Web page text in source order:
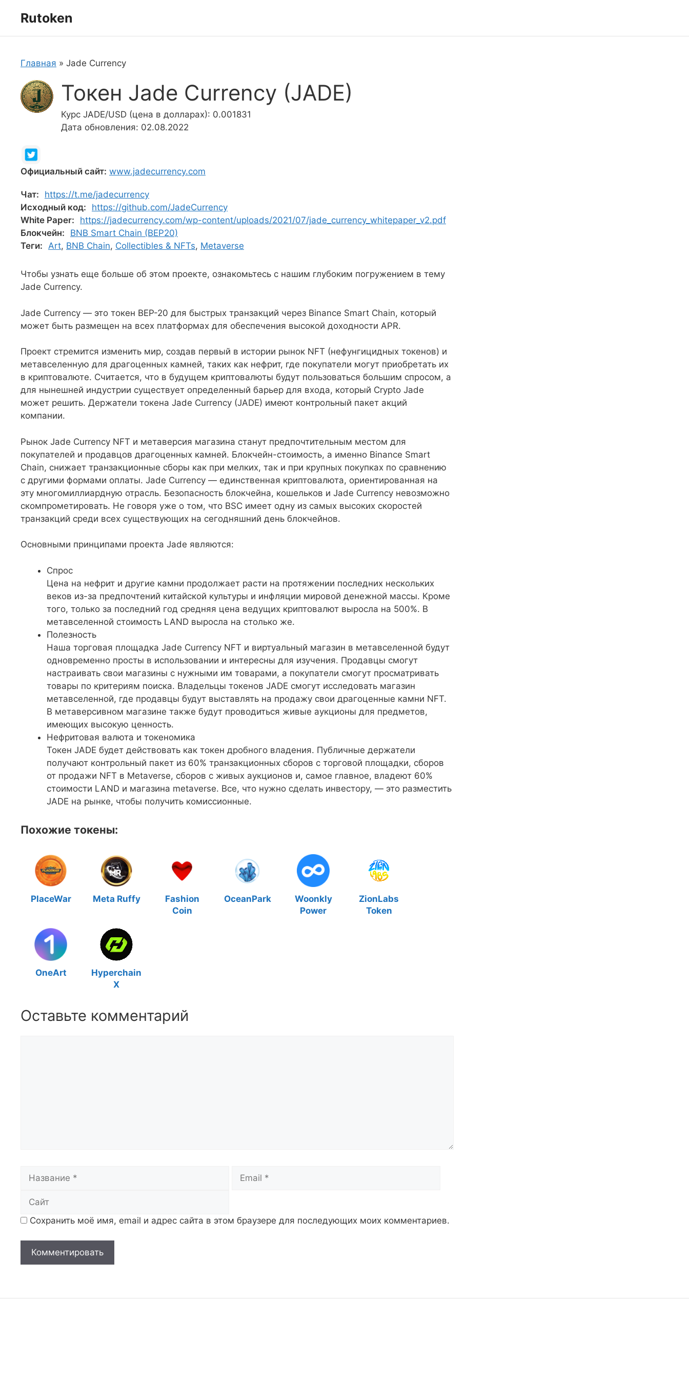
Rutoken
Главная » Jade Currency
Токен Jade Currency (JADE)
Курс JADE/USD (цена в долларах): 0.001831
Дата обновления: 02.08.2022
Официальный сайт: www.jadecurrency.com
Чат:
https://t.me/jadecurrency
Исходный код:
https://github.com/JadeCurrency
White Paper:
https://jadecurrency.com/wp-content/uploads/2021/07/jade_currency_whitepaper_v2.pdf
Блокчейн:
BNB Smart Chain (BEP20)
Теги: Art, BNB Chain, Collectibles & NFTs, Metaverse
Чтобы узнать еще больше об этом проекте, ознакомьтесь с нашим глубоким погружением в тему
Jade Currency.
Jade Currency — это токен BEP-20 для быстрых транзакций через Binance Smart Chain, который
может быть размещен на всех платформах для обеспечения высокой доходности APR.
Проект стремится изменить мир, создав первый в истории рынок NFT (нефунгицидных токенов) и
метавселенную для драгоценных камней, таких как нефрит, где покупатели могут приобретать их
в криптовалюте. Считается, что в будущем криптовалюты будут пользоваться большим спросом, а
для нынешней индустрии существует определенный барьер для входа, который Crypto Jade
может решить. Держатели токена Jade Currency (JADE) имеют контрольный пакет акций
компании.
Рынок Jade Currency NFT и метаверсия магазина станут предпочтительным местом для
покупателей и продавцов драгоценных камней. Блокчейн-стоимость, а именно Binance Smart
Chain, снижает транзакционные сборы как при мелких, так и при крупных покупках по сравнению
с другими формами оплаты. Jade Currency — единственная криптовалюта, ориентированная на
эту многомиллиардную отрасль. Безопасность блокчейна, кошельков и Jade Currency невозможно
скомпрометировать. Не говоря уже о том, что BSC имеет одну из самых высоких скоростей
транзакций среди всех существующих на сегодняшний день блокчейнов.
Основными принципами проекта Jade являются:
Спрос
Цена на нефрит и другие камни продолжает расти на протяжении последних нескольких
веков из-за предпочтений китайской культуры и инфляции мировой денежной массы. Кроме
того, только за последний год средняя цена ведущих криптовалют выросла на 500%. В
метавселенной стоимость LAND выросла на столько же.
Полезность
Наша торговая площадка Jade Currency NFT и виртуальный магазин в метавселенной будут
одновременно просты в использовании и интересны для изучения. Продавцы смогут
настраивать свои магазины с нужными им товарами, а покупатели смогут просматривать
товары по критериям поиска. Владельцы токенов JADE смогут исследовать магазин
метавселенной, где продавцы будут выставлять на продажу свои драгоценные камни NFT.
В метаверсивном магазине также будут проводиться живые аукционы для предметов,
имеющих высокую ценность.
Нефритовая валюта и токеномика
Токен JADE будет действовать как токен дробного владения. Публичные держатели
получают контрольный пакет из 60% транзакционных сборов с торговой площадки, сборов
от продажи NFT в Metaverse, сборов с живых аукционов и, самое главное, владеют 60%
стоимости LAND и магазина metaverse. Все, что нужно сделать инвестору, — это разместить
JADE на рынке, чтобы получить комиссионные.
Похожие токены:
PlaceWar Meta Ruffy
Fashion
Coin
OceanPark
Woonkly
Power
ZionLabs
Token
OneArt
Hyperchain
X
Оставьте комментарий
Название Email
Сохранить моё имя, email и адрес сайта в этом браузере для последующих моих комментариев.